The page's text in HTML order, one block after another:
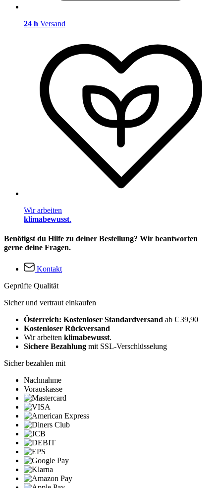
24 h Versand
Wir arbeiten
klimabewusst.
Benötigst du Hilfe zu deiner Bestellung? Wir beantworten
gerne deine Fragen.
Kontakt
Geprüfte Qualität
Sicher und vertraut einkaufen
Österreich: Kostenloser Standardversand ab € 39,90
Kostenloser Rückversand
Wir arbeiten klimabewusst.
Sichere Bezahlung mit SSL-Verschlüsselung
Sicher bezahlen mit
Nachnahme
Vorauskasse